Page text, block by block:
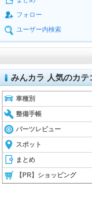
フォロー
ユーザー内検索
みんカラ 人気のカテ
車種別
整備手帳
パーツレビュー
スポット
まとめ
【PR】ショッピング